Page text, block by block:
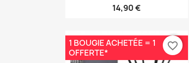
14,90 €
1 BOUGIE ACHETÉE = 1
OFFERTE*
favorite_border